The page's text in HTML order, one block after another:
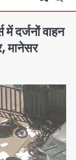
में दर्जनों वाहन
मानेसर